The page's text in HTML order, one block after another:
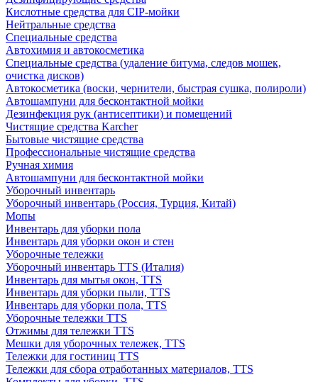
Кислотные средства для CIP-мойки
Нейтральные средства
Специальные средства
Автохимия и автокосметика
Специальные средства (удаление битума, следов мошек,
очистка дисков)
Автокосметика (воски, чернители, быстрая сушка, полироли)
Автошампуни для бесконтактной мойки
Дезинфекция рук (антисептики) и помещений
Чистящие средства Karcher
Бытовые чистящие средства
Профессиональные чистящие средства
Ручная химия
Автошампуни для бесконтактной мойки
Уборочный инвентарь
Уборочный инвентарь (Россия, Турция, Китай)
Мопы
Инвентарь для уборки пола
Инвентарь для уборки окон и стен
Уборочные тележки
Уборочный инвентарь TTS (Италия)
Инвентарь для мытья окон, TTS
Инвентарь для уборки пыли, TTS
Инвентарь для уборки пола, TTS
Уборочные тележки TTS
Отжимы для тележки TTS
Мешки для уборочных тележек, TTS
Тележки для гостиниц TTS
Тележки для сбора отработанных материалов, TTS